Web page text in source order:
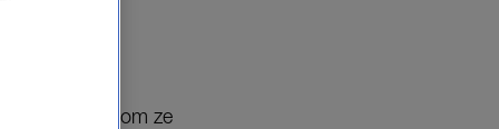
waarom ze